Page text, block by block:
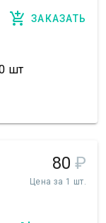
ЗАКАЗАТЬ
шт
80 ₽
Цена за 1 шт.